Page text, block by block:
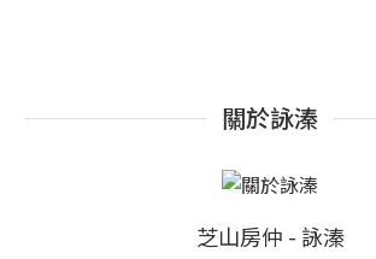
關於詠溱
芝山房仲 - 詠溱